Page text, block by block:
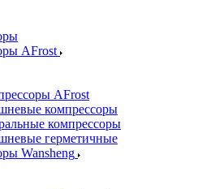
AFrost
AFrost
компрессоры
компрессоры
герметичные
Wansheng